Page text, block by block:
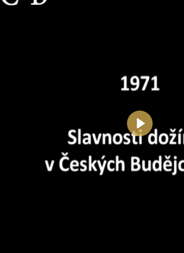
Přehrát